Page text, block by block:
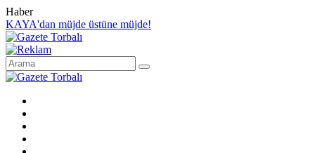
Haber
KAYA'dan müjde üstüne müjde!